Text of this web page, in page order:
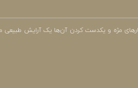
مژه و یکدست کردن آن‌ها یک آرایش طبیعی